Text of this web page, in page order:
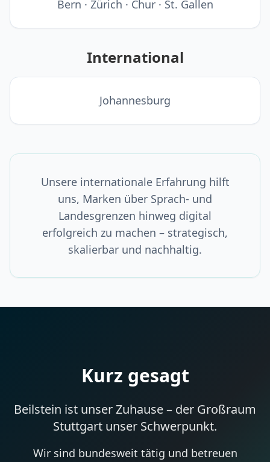
Bern · Zürich · Chur · St. Gallen
International
Johannesburg
Unsere internationale Erfahrung hilft
uns, Marken über Sprach- und
Landesgrenzen hinweg digital
erfolgreich zu machen – strategisch,
skalierbar und nachhaltig.
Kurz gesagt
Beilstein ist unser Zuhause – der Großraum
Stuttgart unser Schwerpunkt.
Wir sind bundesweit tätig und betreuen